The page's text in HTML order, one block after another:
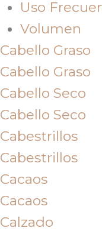
Uso
Volumen
Cabello Graso
Cabello Graso
Cabello Seco
Cabello Seco
Cabestrillos
Cabestrillos
Cacaos
Cacaos
Calzado